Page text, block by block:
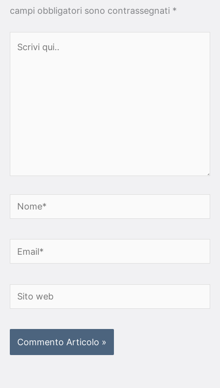
campi obbligatori sono contrassegnati *
Nome*
Email*
Sito
web